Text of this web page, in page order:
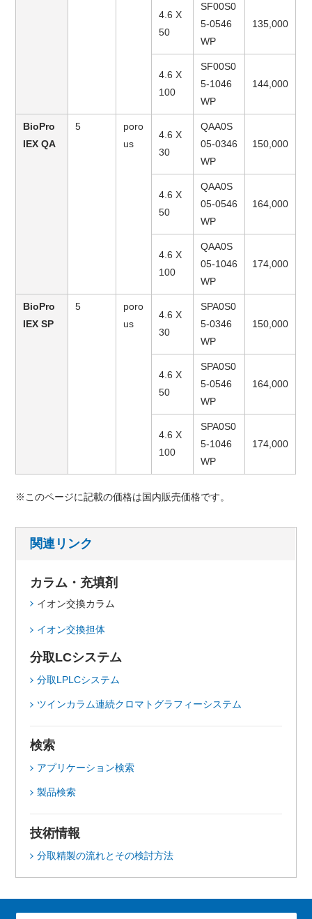
4.6 X
50
SF00S0
5-0546
WP
135,000
4.6 X
100
SF00S0
5-1046
WP
144,000
BioPro
IEX QA
5
poro
us
4.6 X
30
QAA0S
05-0346
WP
150,000
4.6 X
50
QAA0S
05-0546
WP
164,000
4.6 X
100
QAA0S
05-1046
WP
174,000
BioPro
IEX SP
5
poro
us
4.6 X
30
SPA0S0
5-0346
WP
150,000
4.6 X
50
SPA0S0
5-0546
WP
164,000
4.6 X
100
SPA0S0
5-1046
WP
174,000
※このページに記載の価格は国内販売価格です。
関連リンク
カラム・充填剤
イオン交換カラム
イオン交換担体
分取LCシステム
分取LPLCシステム
ツインカラム連続クロマトグラフィーシステム
検索
アプリケーション検索
製品検索
技術情報
分取精製の流れとその検討方法